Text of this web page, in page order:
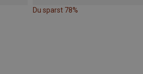
Du sparst 78%